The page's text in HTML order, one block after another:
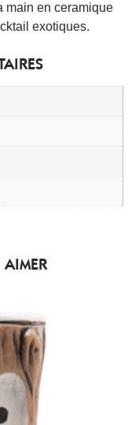
main en ceramique
exotiques.
AIMER